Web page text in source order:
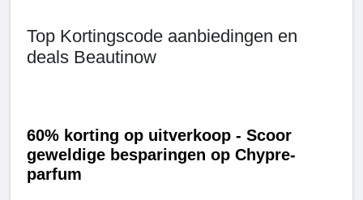
Top Kortingscode aanbiedingen en
deals Beautinow
60% korting op uitverkoop - Scoor
geweldige besparingen op Chypre-
parfum